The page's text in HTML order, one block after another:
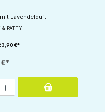
Lavendelduft
& PATTY
€*
€*